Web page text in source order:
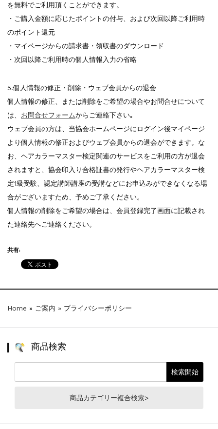
を無料でご利用頂くことができます。
・ご購入金額に応じたポイントの付与、および次回以降ご利用時
のポイント還元
・マイページからの請求書・領収書のダウンロード
・次回以降ご利用時の個人情報入力の省略
5.個人情報の修正・削除・ウェブ会員からの退会
個人情報の修正、または削除をご希望の場合やお問合せについて
は、 お問合せフォームからご連絡下さい｡
ウェブ会員の方は、当協会ホームページにログイン後マイページ
より個人情報の修正およびウェブ会員からの退会ができます。な
お、ヘアカラーマスター検定関連のサービスをご利用の方が退会
されますと、協会印入り合格証書の発行やヘアカラーマスター検
定1級受験、認定講師講座の受講などにお申込みができなくなる場
合がございますため、予めご了承ください。
個人情報の削除をご希望の場合は、会員登録完了画面に記載され
た連絡先へご連絡ください。
共有:
Home » ご案内 » プライバシーポリシー
商品検索
商品カテゴリー複合検索>